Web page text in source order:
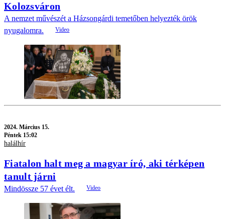
Kolozsváron
A nemzet művészét a Házsongárdi temetőben helyezték örök
nyugalomra.
2024. Március 15.
Péntek 15:02
halálhír
Fiatalon halt meg a magyar író, aki térképen
tanult járni
Mindössze 57 évet élt.